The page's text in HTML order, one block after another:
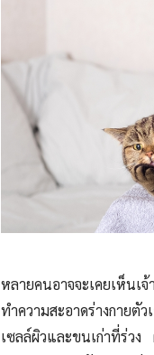
หลายคนอาจจะเคยเห็
ทำความสะอาดร่างกายตั
เซลล์ผิวและขนเก่าที่ร่ว